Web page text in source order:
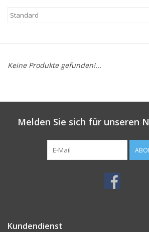
Keine Produkte gefunden!...
Melden Sie sich für unseren
Kundendienst